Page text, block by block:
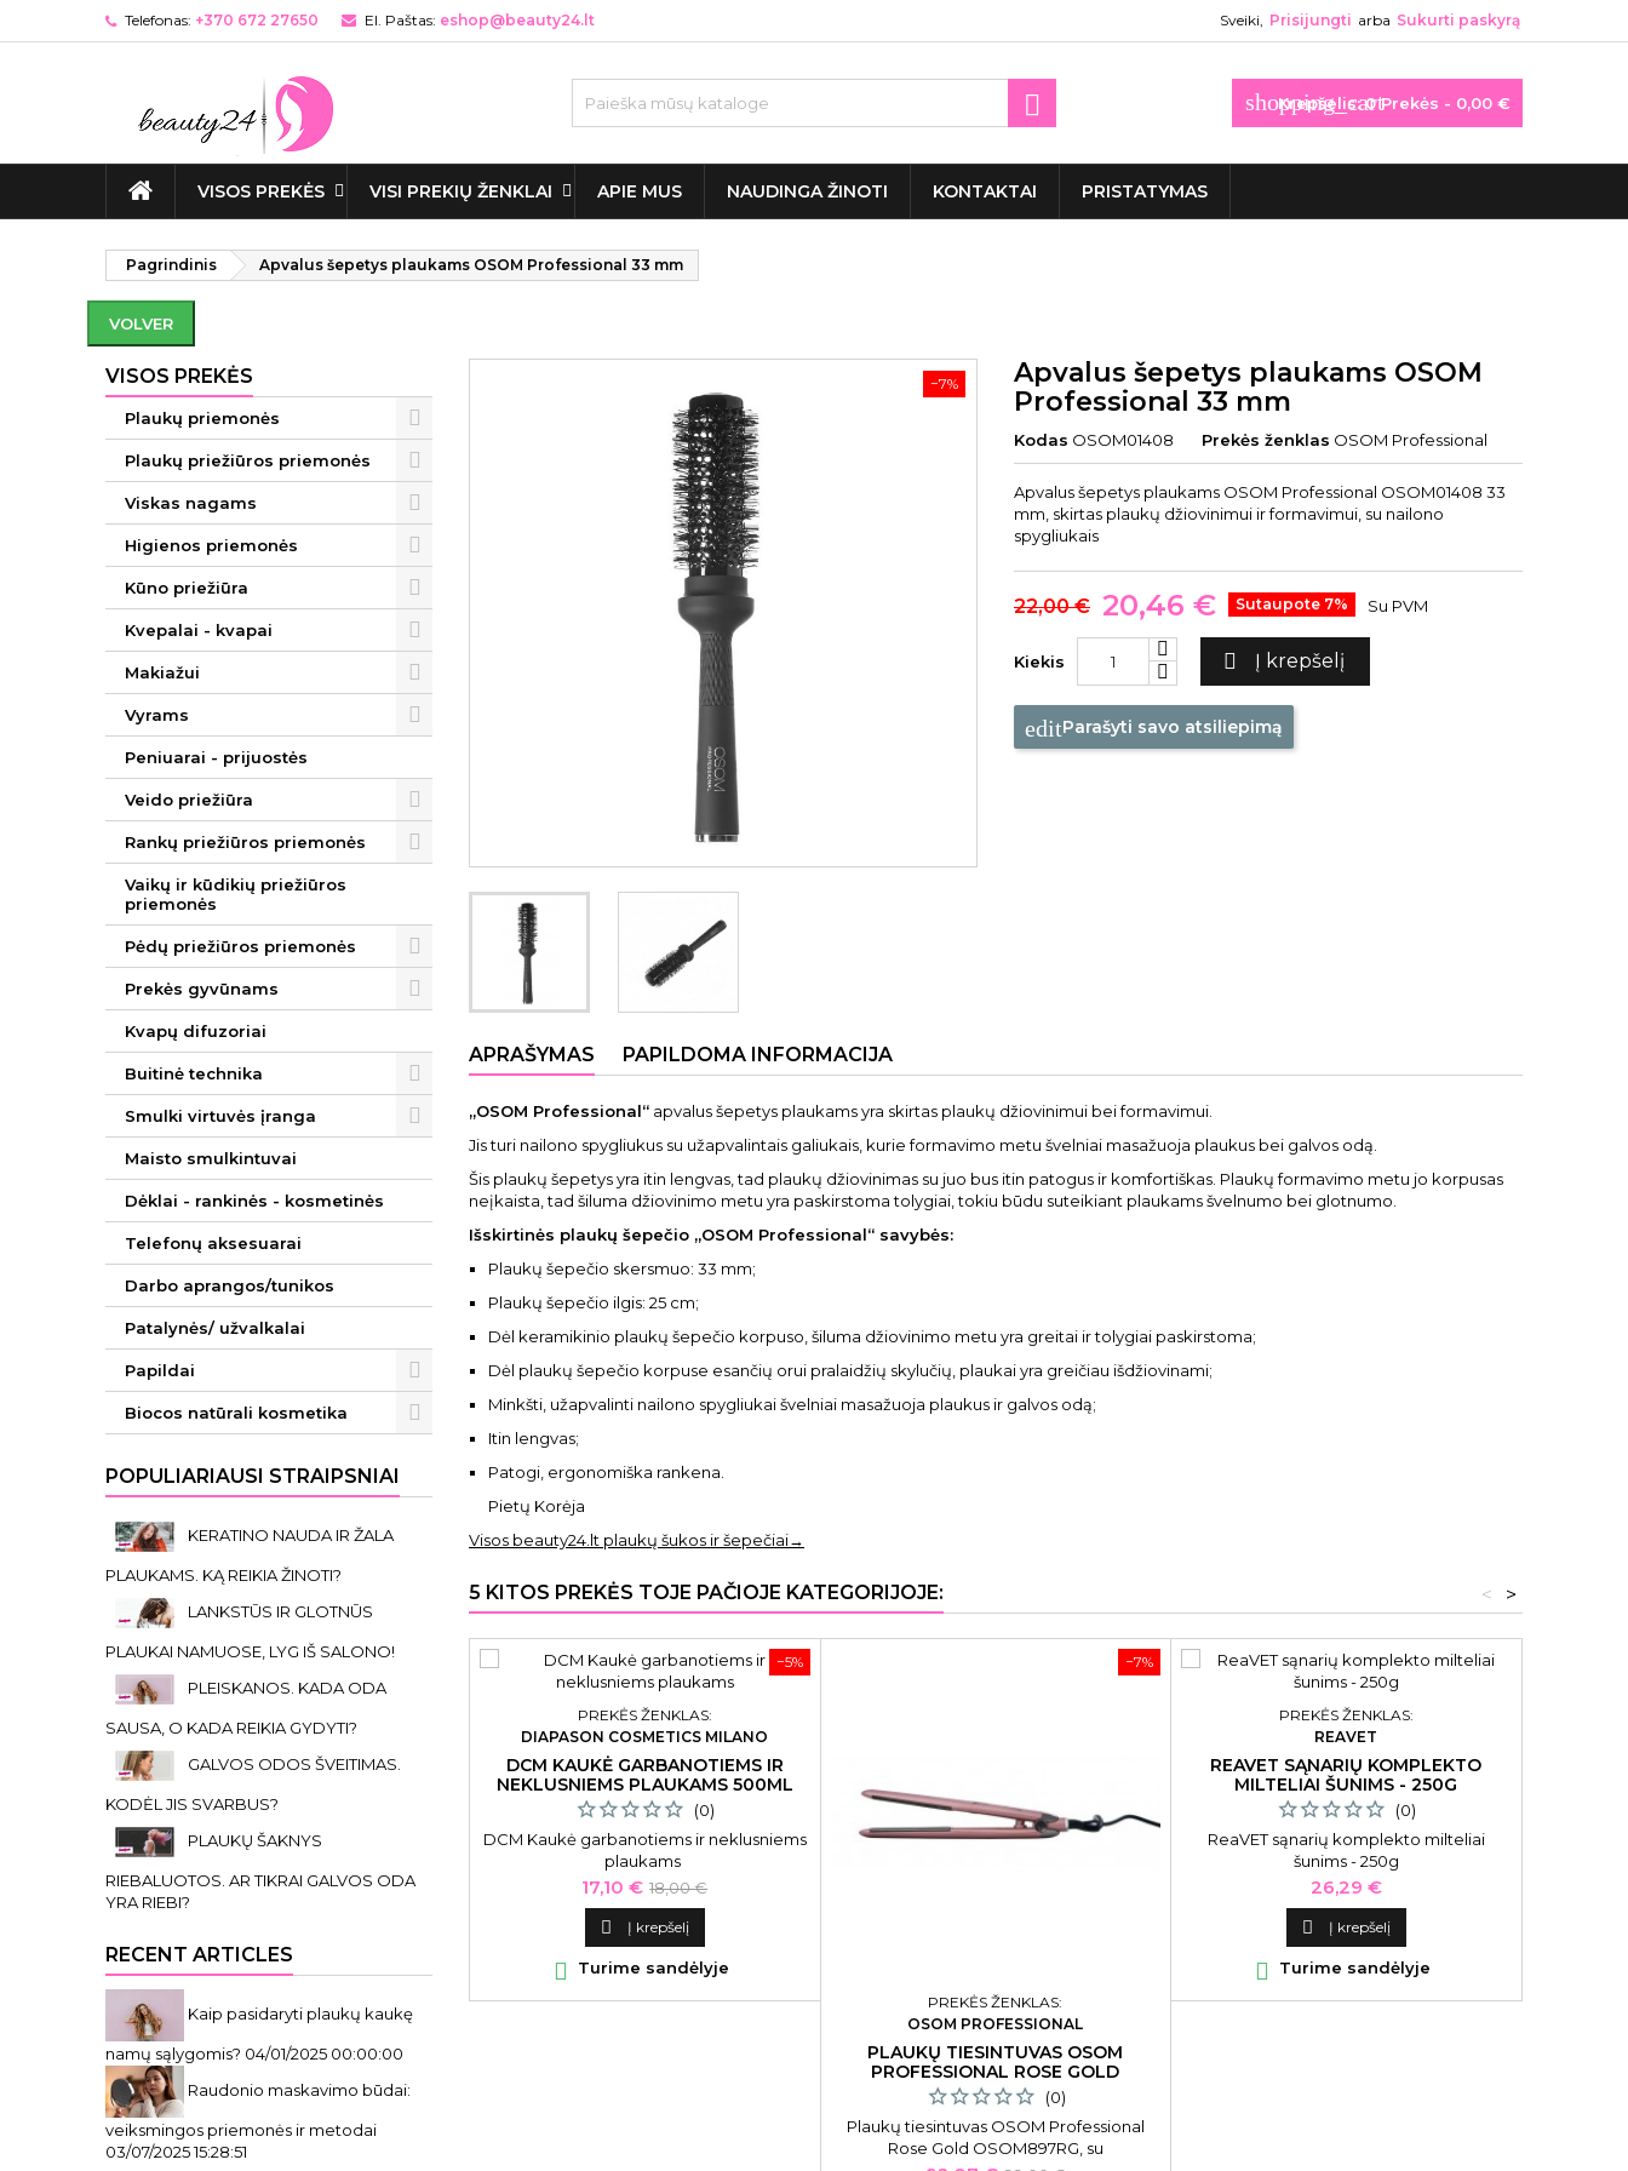
Telefonas: +370 672 27650 El. Paštas: eshop@beauty24.lt Sveiki, Prisijungti arba Sukurti paskyrą
shopping_cart
Krepšelis: 0Prekės - 0,00 €

VISOS PREKĖS VISI PREKIŲ ŽENKLAI APIE MUS NAUDINGA ŽINOTI KONTAKTAI PRISTATYMAS
Pagrindinis Apvalus šepetys plaukams OSOM Professional 33 mm
VOLVER
VISOS PREKĖS
Plaukų priemonės
Plaukų priežiūros priemonės
Viskas nagams
Higienos priemonės
Kūno priežiūra
Kvepalai - kvapai
Makiažui
Vyrams
Peniuarai - prijuostės
Veido priežiūra
Rankų priežiūros priemonės
Vaikų ir kūdikių priežiūros
priemonės
Pėdų priežiūros priemonės
Prekės gyvūnams
Kvapų difuzoriai
Buitinė technika
Smulki virtuvės įranga
Maisto smulkintuvai
Dėklai - rankinės - kosmetinės
Telefonų aksesuarai
Darbo aprangos/tunikos
Patalynės/ užvalkalai
Papildai
Biocos natūrali kosmetika
POPULIARIAUSI STRAIPSNIAI
KERATINO NAUDA IR ŽALA
PLAUKAMS. KĄ REIKIA ŽINOTI?
LANKSTŪS IR GLOTNŪS
PLAUKAI NAMUOSE, LYG IŠ SALONO!
PLEISKANOS. KADA ODA
SAUSA, O KADA REIKIA GYDYTI?
GALVOS ODOS ŠVEITIMAS.
KODĖL JIS SVARBUS?
PLAUKŲ ŠAKNYS
RIEBALUOTOS. AR TIKRAI GALVOS ODA
YRA RIEBI?
RECENT ARTICLES
Kaip pasidaryti plaukų kaukę
namų sąlygomis? 04/01/2025 00:00:00
Raudonio maskavimo būdai:
veiksmingos priemonės ir metodai
03/07/2025 15:28:51
−7%
Apvalus šepetys plaukams OSOM
Professional 33 mm
Kodas OSOM01408 Prekės ženklas OSOM Professional
Apvalus šepetys plaukams OSOM Professional OSOM01408 33
mm, skirtas plaukų džiovinimui ir formavimui, su nailono
spygliukais
22,00 € 20,46 € Sutaupote 7% Su PVM
Kiekis  Į krepšelį
editParašyti savo atsiliepimą
APRAŠYMAS PAPILDOMA INFORMACIJA
„OSOM Professional“ apvalus šepetys plaukams yra skirtas plaukų džiovinimui bei formavimui.
Jis turi nailono spygliukus su užapvalintais galiukais, kurie formavimo metu švelniai masažuoja plaukus bei galvos odą.
Šis plaukų šepetys yra itin lengvas, tad plaukų džiovinimas su juo bus itin patogus ir komfortiškas. Plaukų formavimo metu jo korpusas
neįkaista, tad šiluma džiovinimo metu yra paskirstoma tolygiai, tokiu būdu suteikiant plaukams švelnumo bei glotnumo.
Išskirtinės plaukų šepečio „OSOM Professional“ savybės:
Plaukų šepečio skersmuo: 33 mm;
Plaukų šepečio ilgis: 25 cm;
Dėl keramikinio plaukų šepečio korpuso, šiluma džiovinimo metu yra greitai ir tolygiai paskirstoma;
Dėl plaukų šepečio korpuse esančių orui pralaidžių skylučių, plaukai yra greičiau išdžiovinami;
Minkšti, užapvalinti nailono spygliukai švelniai masažuoja plaukus ir galvos odą;
Itin lengvas;
Patogi, ergonomiška rankena.
Pietų Korėja
Visos beauty24.lt plaukų šukos ir šepečiai→
5 KITOS PREKĖS TOJE PAČIOJE KATEGORIJOJE: >
<
−5%
PREKĖS ŽENKLAS:
DIAPASON COSMETICS MILANO
DCM KAUKĖ GARBANOTIEMS IR
NEKLUSNIEMS PLAUKAMS 500ML
(0)
DCM Kaukė garbanotiems ir neklusniems
plaukams
Kaina
17,10 € Bazinė
kaina
18,00 €
 Į krepšelį
 Turime sandėlyje
−7%
PREKĖS ŽENKLAS:
OSOM PROFESSIONAL
PLAUKŲ TIESINTUVAS OSOM
PROFESSIONAL ROSE GOLD
(0)
Plaukų tiesintuvas OSOM Professional
Rose Gold OSOM897RG, su
PREKĖS ŽENKLAS:
REAVET
REAVET SĄNARIŲ KOMPLEKTO
MILTELIAI ŠUNIMS - 250G
(0)
ReaVET sąnarių komplekto milteliai
šunims - 250g
Kaina
26,29 €
 Į krepšelį
 Turime sandėlyje